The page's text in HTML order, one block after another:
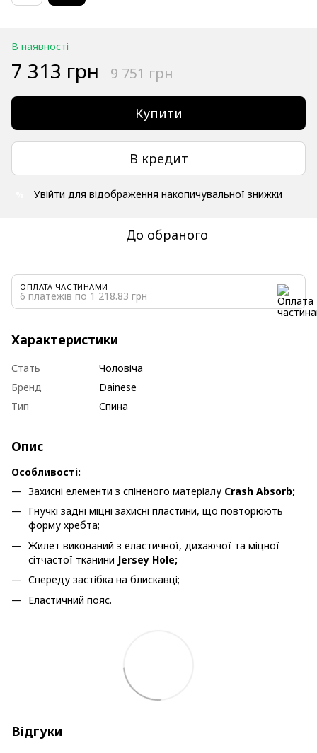
В наявності
7 313 грн 9 751 грн
Купити
В кредит
Увійти для відображення накопичувальної знижки
До обраного
ОПЛАТА ЧАСТИНАМИ
6 платежів по 1 218.83 грн
Характеристики
Стать
Чоловіча
Бренд
Dainese
Тип
Спина
Опис
Особливості:
Захисні елементи з спіненого матеріалу Crash Absorb;
Гнучкі задні міцні захисні пластини, що повторюють
форму хребта;
Жилет виконаний з еластичної, дихаючої та міцної
сітчастої тканини Jersey Hole;
Спереду застібка на блискавці;
Еластичний пояс.
Відгуки